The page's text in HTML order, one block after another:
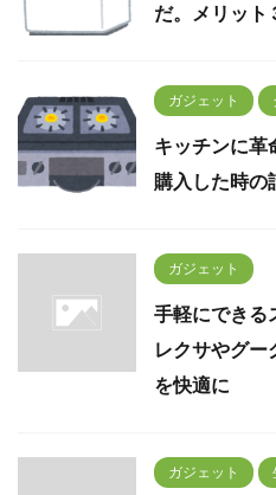
だ。メリット
ガジェット
キッチンに革
購入した時の
ガジェット
手軽にできる
レクサやグー
を快適に
ガジェット